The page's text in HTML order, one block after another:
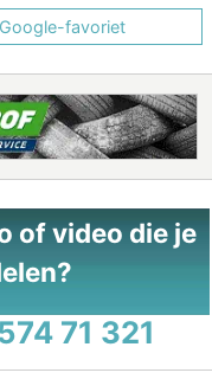
favoriet
of video die je
71 321